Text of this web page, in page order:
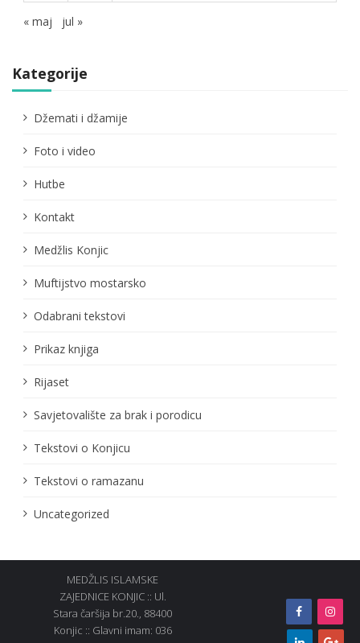
« maj jul »
Kategorije
Džemati i džamije
Foto i video
Hutbe
Kontakt
Medžlis Konjic
Muftijstvo mostarsko
Odabrani tekstovi
Prikaz knjiga
Rijaset
Savjetovalište za brak i porodicu
Tekstovi o Konjicu
Tekstovi o ramazanu
Uncategorized
MEDŽLIS ISLAMSKE
ZAJEDNICE KONJIC :: Ul.
Stara čaršija br.20., 88400
Konjic :: Glavni imam: 036